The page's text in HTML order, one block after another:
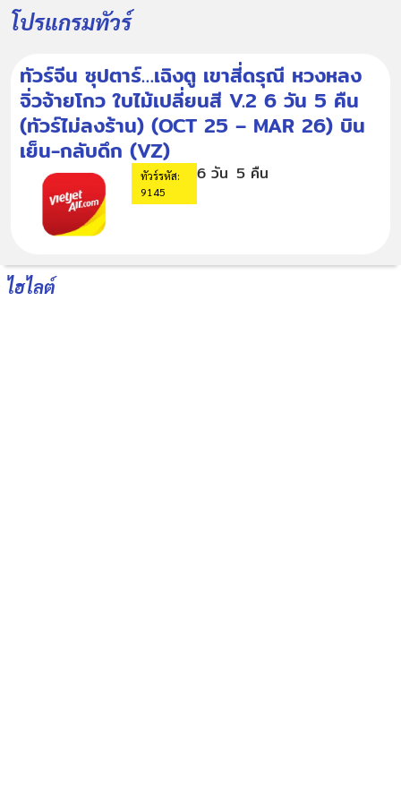
โปรแกรมทัวร์
ทัวร์จีน ซุปตาร์…เฉิงตู เขาสี่ดรุณี หวงหลง
จิ่วจ้ายโกว ใบไม้เปลี่ยนสี V.2 6 วัน 5 คืน
(ทัวร์ไม่ลงร้าน) (OCT 25 – MAR 26) บิน
เย็น-กลับดึก (VZ)
ทัวร์รหัส:
9145
6 วัน 5 คืน
ไฮไลต์